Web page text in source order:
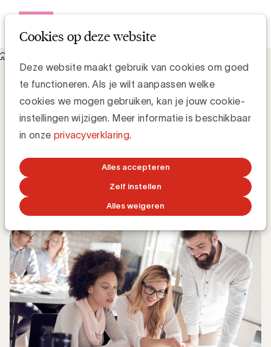
Cookies op deze website
Deze website maakt gebruik van cookies om goed
te functioneren. Als je wilt aanpassen welke
cookies we mogen gebruiken, kan je jouw cookie-
instellingen wijzigen. Meer informatie is beschikbaar
in onze privacyverklaring.
Alles accepteren
Zelf instellen
Alles weigeren
Beheer eenvoudig de lijst van jouw collega's dankzij de
nieuwe functionaliteit "Mijn collega's"
Beheer eenvoudig de lijst van jouw
collega's dankzij de nieuwe
functionaliteit "Mijn collega's"
UBA Team
19 NOVEMBER 2024